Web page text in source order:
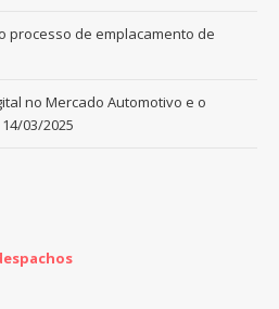
processo de emplacamento de
no Mercado Automotivo e o
14/03/2025